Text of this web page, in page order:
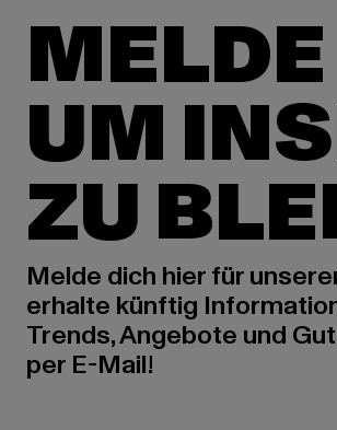
UM
ZU
Melde dich hier für
erhalte künftig
Trends, Angebote und
per E-Mail!